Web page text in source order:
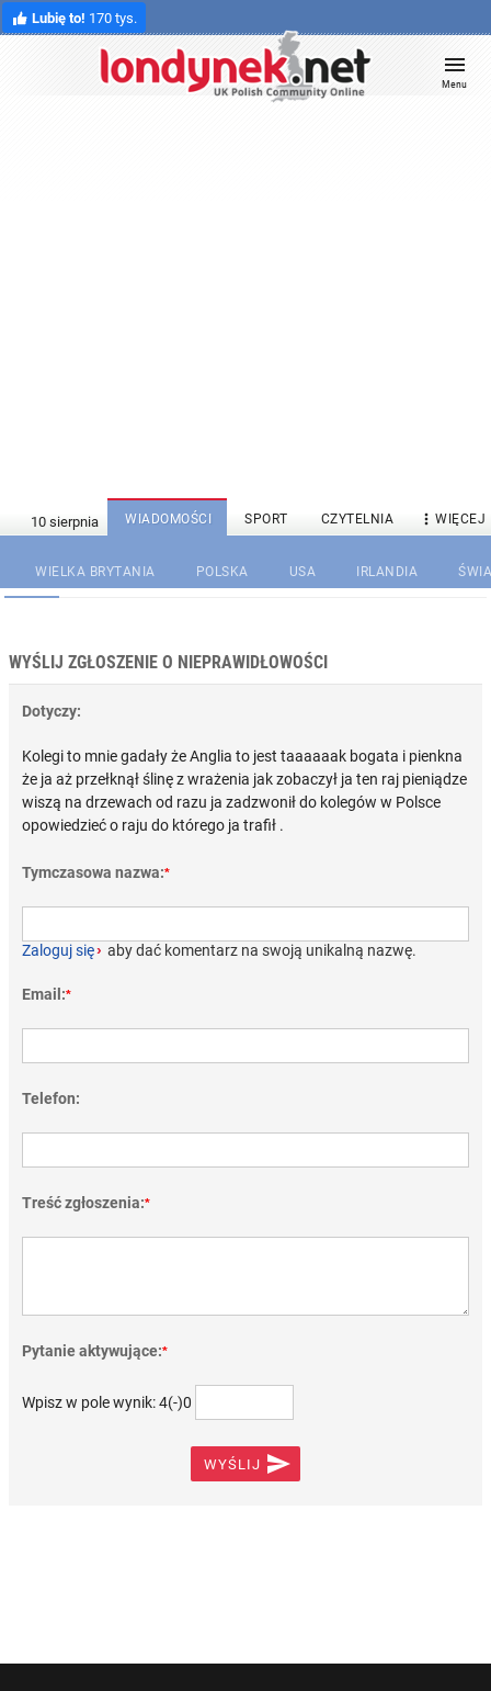
Lubię to! 170 tys.
Menu
WIADOMOŚCI SPORT CZYTELNIA  WIĘCEJ
WIELKA BRYTANIA POLSKA USA IRLANDIA
WYŚLIJ ZGŁOSZENIE O NIEPRAWIDŁOWOŚCI
Dotyczy:
Kolegi to mnie gadały że Anglia to jest taaaaaak bogata i pienkna
że ja aż przełknął ślinę z wrażenia jak zobaczył ja ten raj pieniądze
wiszą na drzewach od razu ja zadzwonił do kolegów w Polsce
opowiedzieć o raju do którego ja trafił .
Tymczasowa nazwa:*
Zaloguj się› aby dać komentarz na swoją unikalną nazwę.
Email:*
Telefon:
Treść zgłoszenia:*
Pytanie aktywujące:*
Wpisz w pole wynik: 4(-)0
WYŚLIJ 